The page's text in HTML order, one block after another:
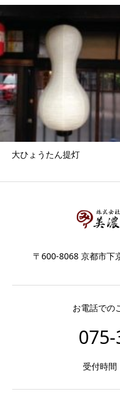
大ひょうたん提灯
〒600-8068 京都市下
お電話での
受付時